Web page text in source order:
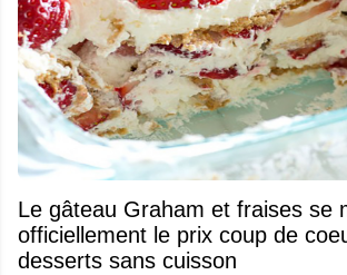
Le gâteau Graham et fraises se mérite
officiellement le prix coup de
desserts sans cuisson